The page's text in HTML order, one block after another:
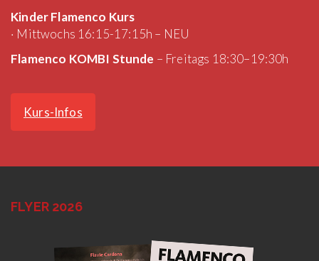
Kinder Flamenco Kurs
· Mittwochs 16:15-17:15h – NEU
Flamenco KOMBI Stunde – Freitags 18:30–19:30h
Kurs-Infos
FLYER 2026